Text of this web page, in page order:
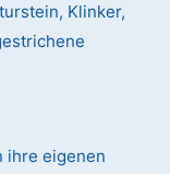
Klinker,
ihre eigenen